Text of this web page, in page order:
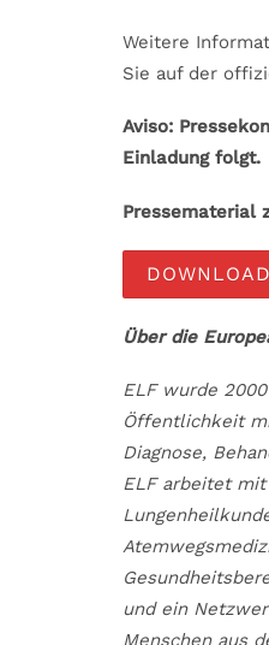
Weitere
Sie auf der
Aviso:
Einladung folgt.
Pressematerial
DOWNLOAD
Über die
ELF wurde
Öffentlichkeit
Diagnose,
ELF arbeitet mit
und ein
Menschen aus